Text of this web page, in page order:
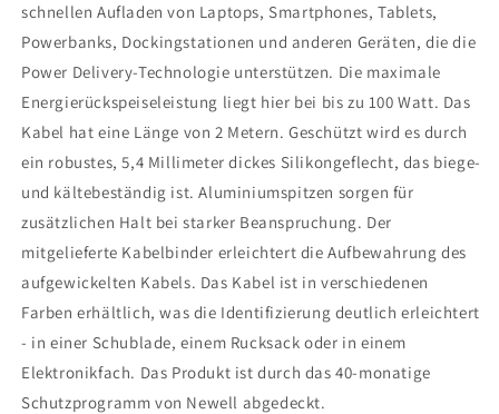
schnellen Aufladen von Laptops, Smartphones, Tablets,
Powerbanks, Dockingstationen und anderen Geräten, die die
Power Delivery-Technologie unterstützen. Die maximale
Energierückspeiseleistung liegt hier bei bis zu 100 Watt. Das
Kabel hat eine Länge von 2 Metern. Geschützt wird es durch
ein robustes, 5,4 Millimeter dickes Silikongeflecht, das biege-
und kältebeständig ist. Aluminiumspitzen sorgen für
zusätzlichen Halt bei starker Beanspruchung. Der
mitgelieferte Kabelbinder erleichtert die Aufbewahrung des
aufgewickelten Kabels. Das Kabel ist in verschiedenen
Farben erhältlich, was die Identifizierung deutlich erleichtert
- in einer Schublade, einem Rucksack oder in einem
Elektronikfach. Das Produkt ist durch das 40-monatige
Schutzprogramm von Newell abgedeckt.